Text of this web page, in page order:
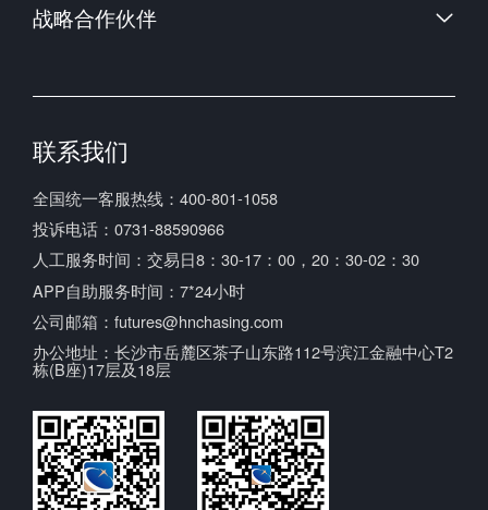
大连商品交易所
中国期货业协会
战略合作伙伴
联系我们
全国统一客服热线：400-801-1058
投诉电话：0731-88590966
人工服务时间：交易日8：30-17：00，20：30-02：30
APP自助服务时间：7*24小时
公司邮箱：futures@hnchasing.com
办公地址：长沙市岳麓区茶子山东路112号滨江金融中心T2
栋(B座)17层及18层